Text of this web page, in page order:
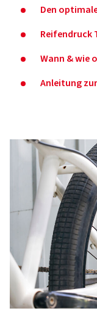
Den
Reifendruck
Wann & wie
Anleitung